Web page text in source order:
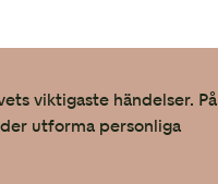
viktigaste händelser. På
utforma personliga